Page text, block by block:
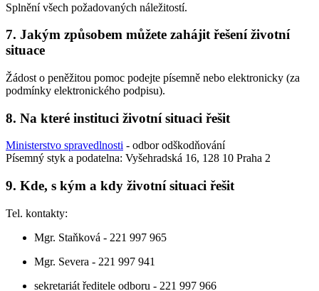
Splnění všech požadovaných náležitostí.
7. Jakým způsobem můžete zahájit řešení životní
situace
Žádost o peněžitou pomoc podejte písemně nebo elektronicky (za
podmínky elektronického podpisu).
8. Na které instituci životní situaci řešit
Ministerstvo spravedlnosti - odbor odškodňování
Písemný styk a podatelna: Vyšehradská 16, 128 10 Praha 2
9. Kde, s kým a kdy životní situaci řešit
Tel. kontakty:
Mgr. Staňková - 221 997 965
Mgr. Severa - 221 997 941
sekretariát ředitele odboru - 221 997 966